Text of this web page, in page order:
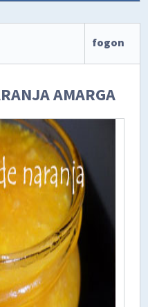
fogon
AMARGA